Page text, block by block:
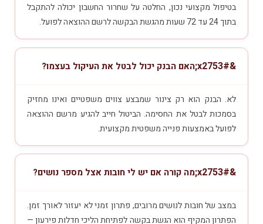
בטיפול מקצועי נכון, החלטה על שחרור החשבון יכולה להתקבל
בתוך 24 עד 72 שעות מהגשת הבקשה לרשם ההוצאה לפועל.
האם הבנק יכול לבטל את העיקול בעצמו?
לא. הבנק הוא רק צינור שמבצע צווים משפטיים ואינו מחזיק
בסמכות לבטל את החסימה. הביטול חייב להגיע מרשם ההוצאה
לפועל באמצעות פנייה משפטית מקצועית.
מה קורה אם יש לי חובות אצל מספר נושים?
במצב של חובות לנושים מרובים, פתרון זמני לא יעזור לאורך זמן.
הפתרון המקיף הוא הגשת בקשה לפתיחת הליכי חדלות פירעון —